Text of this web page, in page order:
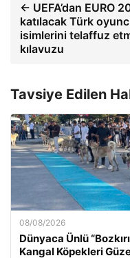
← UEFA’dan EURO
katılacak Türk
isimlerini telaffuz
kılavuzu
Tavsiye Edilen
08/08/2026
Dünyaca Ünlü
Kangal Köpekleri